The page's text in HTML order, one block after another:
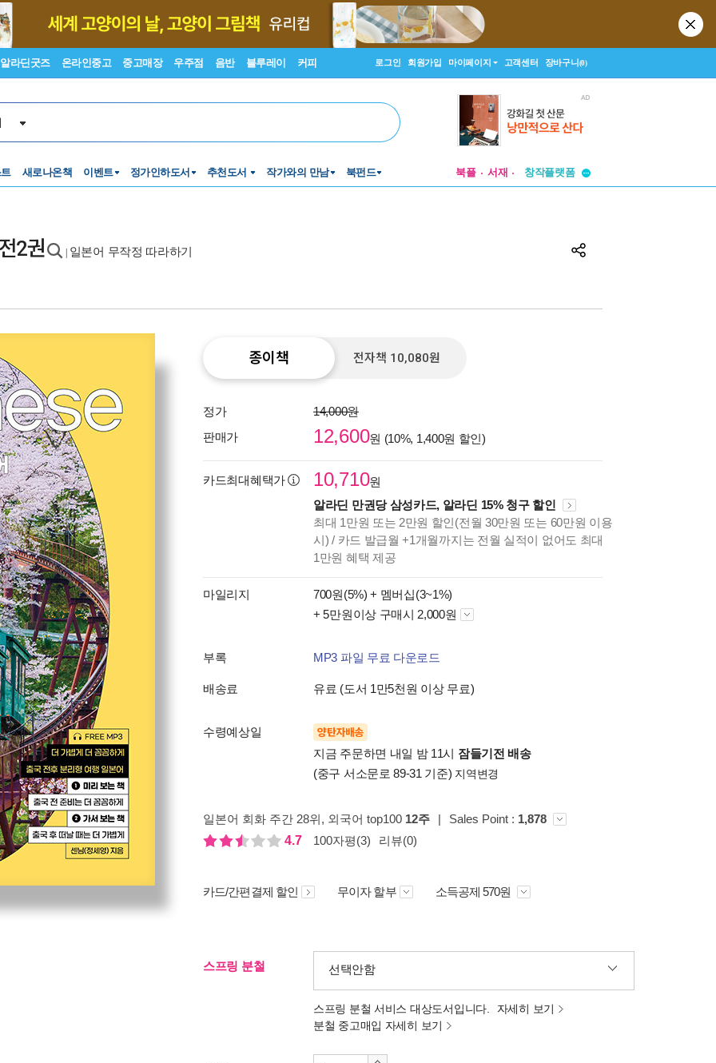
알라딘굿즈 온라인중고 중고매장 우주점 음반 블루레이 커피 로그인 회원가입 마이페이지 고객센터 장바구니(0)
새로나온책 이벤트 정가인하도서 추천도서 작가와의 만남 북펀드 북플 서재
창작플랫폼
2권 일본어 무작정 따라하기
종이책 전자책 10,080원
정가
14,000원
판매가
12,600원 (10%, 1,400원 할인)
카드최대혜택가 10,710원
알라딘 만권당 삼성카드, 알라딘 15% 청구 할인
최대 1만원 또는 2만원 할인(전월 30만원 또는 60만원 이용
시) / 카드 발급월 +1개월까지는 전월 실적이 없어도 최대
1만원 혜택 제공
마일리지 700원(5%) + 멤버십(3~1%)
+ 5만원이상 구매시 2,000원
부록 MP3 파일 무료 다운로드
배송료 유료 (도서 1만5천원 이상 무료)
수령예상일 양탄자배송
지금 주문하면 내일 밤 11시 잠들기전 배송
(중구 서소문로 89-31 기준) 지역변경
일본어 회화 주간 28위, 외국어 top100 12주 | Sales Point : 1,878
4.7
100자평(3) 리뷰(0)
카드/간편결제 할인 무이자 할부 소득공제 570원
스프링 분철 선택안함
스프링 분철 서비스 대상도서입니다.
자세히 보기
분철 중고매입 자세히 보기